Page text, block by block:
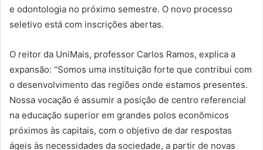
e odontologia no próximo semestre. O novo processo
seletivo está com inscrições abertas.
O reitor da UniMais, professor Carlos Ramos, explica a
expansão: “Somos uma instituição forte que contribui com
o desenvolvimento das regiões onde estamos presentes.
Nossa vocação é assumir a posição de centro referencial
na educação superior em grandes polos econômicos
próximos às capitais, com o objetivo de dar respostas
ágeis às necessidades da sociedade, a partir de novas